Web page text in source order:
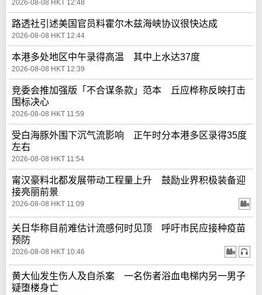
2026-08-08 HKT 12:48
路透社引述美国官员料霍尔木兹海峡协议很快达成
2026-08-08 HKT 12:44
本港多处地区中午录得高温 其中上水达37度
2026-08-08 HKT 12:39
竞委会推加强版「不合谋条款」范本 丘应桦称反映打击
围标决心
2026-08-08 HKT 11:59
受白海豚外围下沉气流影响 正午时分本港多区录得35度
左右
2026-08-08 HKT 11:54
甯汉豪料北都发展带动工程量上升 鼓励业界积极装备迎
接亮丽前景
2026-08-08 HKT 11:09
关日华称目前难估计流感何时见顶 呼吁市民应接种疫苗
预防
2026-08-08 HKT 10:46
黄大仙发生伤人及自杀案 一名伤者浴血电梯内另一男子
疑堕楼身亡